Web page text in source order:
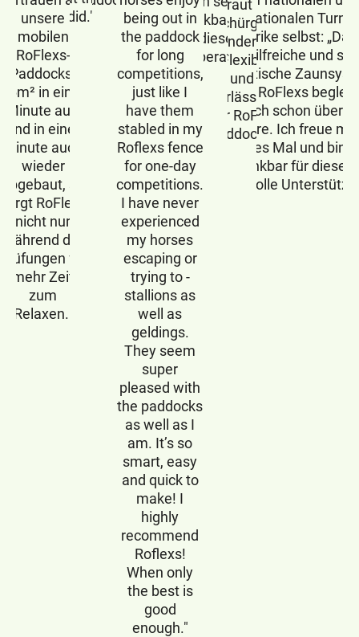
unsere
mobilen
RoFlexs-
Paddocks.
56m² in einer
Minute auf-
und in einer
Minute auch
wieder
abgebaut, so
sorgt RoFlexs
nicht nur
während der
Prüfungen für
mehr Zeit
zum
Relaxen.
did."
being out in
the paddock
for long
competitions,
just like I
have them
stabled in my
Roflexs fence
for one-day
competitions.
I have never
experienced
my horses
escaping or
trying to -
stallions as
well as
geldings.
They seem
super
pleased with
the paddocks
as well as I
am. It’s so
smart, easy
and quick to
make! I
highly
recommend
Roflexs!
When only
the best is
good
enough."
dankbar für
diese
Kooperation."
vertraut Lisa
Schürger
besonders auf
die Flexibilität
und
Zuverlässigkeit
ihrer RoFlexs
Paddocks.
internationalen
Ulrike selbst: „Das
hilfreiche und so
praktische
von RoFlexs
mich schon über
Jahre. Ich freue
jedes Mal und bin
dankbar für diese
wertvolle